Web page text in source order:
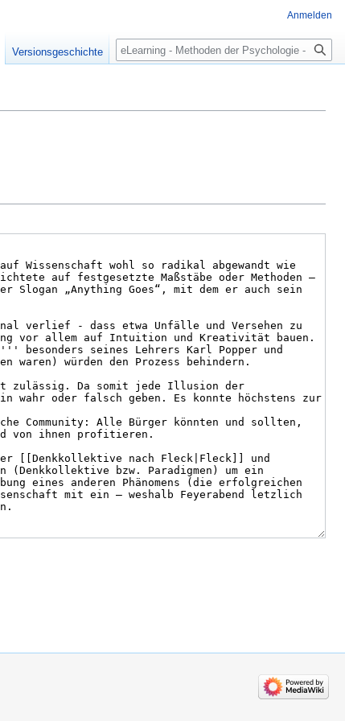
Anmelden
Versionsgeschichte Suche